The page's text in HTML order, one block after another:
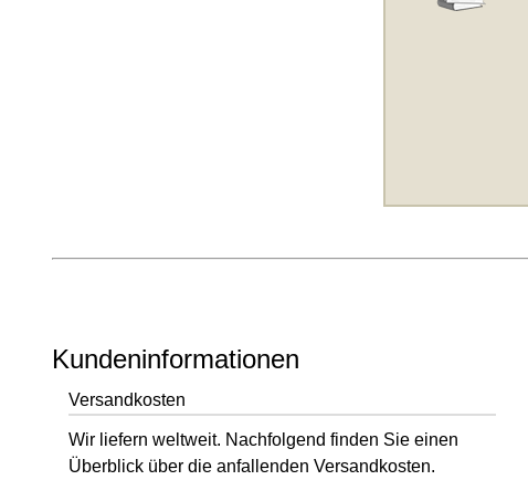
Kundeninformationen
Versandkosten
Wir liefern weltweit. Nachfolgend finden Sie einen
Überblick über die anfallenden Versandkosten.